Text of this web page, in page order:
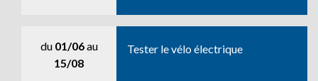
du 01/06au
15/08
Tester le vélo électrique